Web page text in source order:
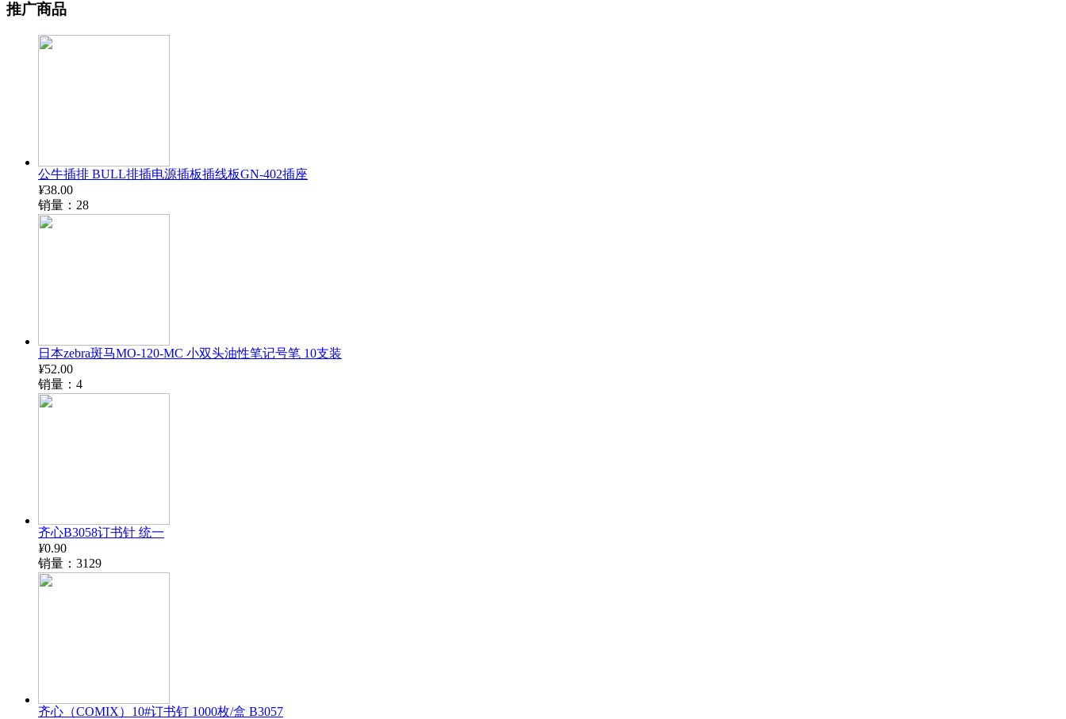
推广商品
公牛插排 BULL排插电源插板插线板GN-402插座
¥38.00
销量：28
日本zebra斑马MO-120-MC 小双头油性笔记号笔 10支装
¥52.00
销量：4
齐心B3058订书针 统一
¥0.90
销量：3129
齐心（COMIX）10#订书钉 1000枚/盒 B3057